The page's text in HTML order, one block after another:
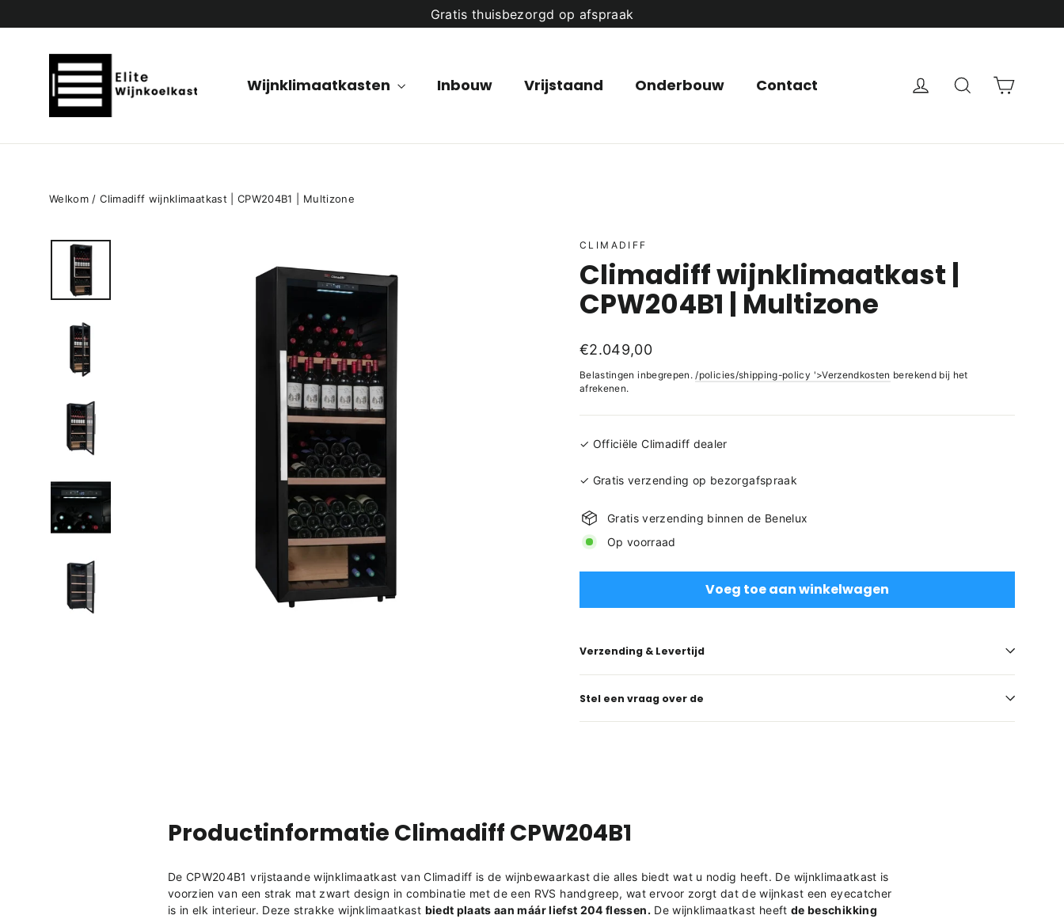
Gratis thuisbezorgd op afspraak
Wijnklimaatkasten Inbouw Vrijstaand Onderbouw Contact InloggenOm teMand
Welkom / Climadiff wijnklimaatkast | CPW204B1 | Multizone
CLIMADIFF
Climadiff wijnklimaatkast |
CPW204B1 | Multizone
Normale
€2.049,00
Belastingen inbegrepen./policies/shipping-policy '>Verzendkosten berekend bij het
afrekenen.
✓ Officiële Climadiff dealer
✓ Gratis verzending op bezorgafspraak
Gratis verzending binnen de Benelux
Op voorraad
Voeg toe aan winkelwagen
Verzending & Levertijd
Stel een vraag over de
Productinformatie Climadiff CPW204B1
De CPW204B1 vrijstaande wijnklimaatkast van Climadiff is de wijnbewaarkast die alles biedt wat u nodig heeft. De wijnklimaatkast is
voorzien van een strak mat zwart design in combinatie met de een RVS handgreep, wat ervoor zorgt dat de wijnkast een eyecatcher
is in elk interieur. Deze strakke wijnklimaatkast biedt plaats aan máár liefst 204 flessen. De wijnklimaatkast heeft de beschikking